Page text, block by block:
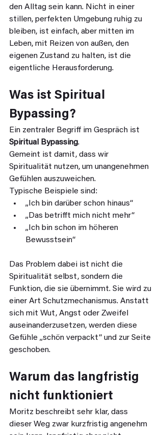
den Alltag sein kann. Nicht in einer
stillen, perfekten Umgebung ruhig zu
bleiben, ist einfach, aber mitten im
Leben, mit Reizen von außen, den
eigenen Zustand zu halten, ist die
eigentliche Herausforderung.
Was ist Spiritual
Bypassing?
Ein zentraler Begriff im Gespräch ist
Spiritual Bypassing.
Gemeint ist damit, dass wir
Spiritualität nutzen, um unangenehmen
Gefühlen auszuweichen.
Typische Beispiele sind:
„Ich bin darüber schon hinaus“
„Das betrifft mich nicht mehr“
„Ich bin schon im höheren
Bewusstsein“
Das Problem dabei ist nicht die
Spiritualität selbst, sondern die
Funktion, die sie übernimmt. Sie wird zu
einer Art Schutzmechanismus. Anstatt
sich mit Wut, Angst oder Zweifel
auseinanderzusetzen, werden diese
Gefühle „schön verpackt“ und zur Seite
geschoben.
Warum das langfristig
nicht funktioniert
Moritz beschreibt sehr klar, dass
dieser Weg zwar kurzfristig angenehm